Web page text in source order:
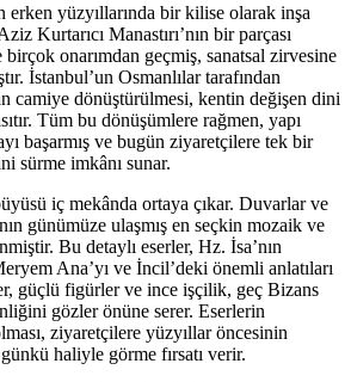
erken yüzyıllarında bir kilise olarak inşa
Kurtarıcı Manastırı’nın bir parçası
onarımdan geçmiş, sanatsal zirvesine
İstanbul’un Osmanlılar tarafından
camiye dönüştürülmesi, kentin değişen dini
Tüm bu dönüşümlere rağmen, yapı
başarmış ve bugün ziyaretçilere tek bir
sürme imkânı sunar.
iç mekânda ortaya çıkar. Duvarlar ve
günümüze ulaşmış en seçkin mozaik ve
Bu detaylı eserler, Hz. İsa’nın
Ana’yı ve İncil’deki önemli anlatıları
güçlü figürler ve ince işçilik, geç Bizans
gözler önüne serer. Eserlerin
ziyaretçilere yüzyıllar öncesinin
haliyle görme fırsatı verir.